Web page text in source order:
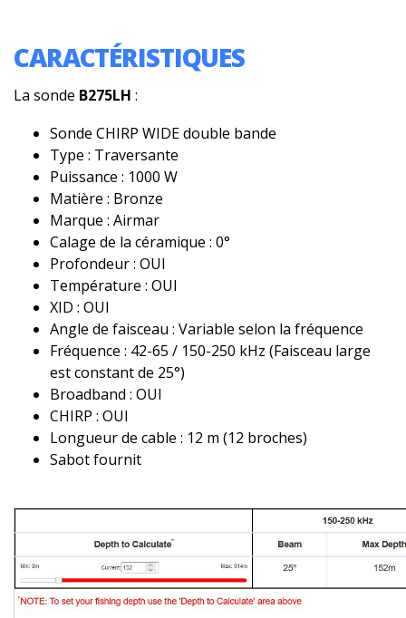
CARACTÉRISTIQUES
La sonde B275LH :
Sonde CHIRP WIDE double bande
Type : Traversante
Puissance : 1000 W
Matière : Bronze
Marque : Airmar
Calage de la céramique : 0°
Profondeur : OUI
Température : OUI
XID : OUI
Angle de faisceau : Variable selon la fréquence
Fréquence : 42-65 / 150-250 kHz (Faisceau large
est constant de 25°)
Broadband : OUI
CHIRP : OUI
Longueur de cable : 12 m (12 broches)
Sabot fournit